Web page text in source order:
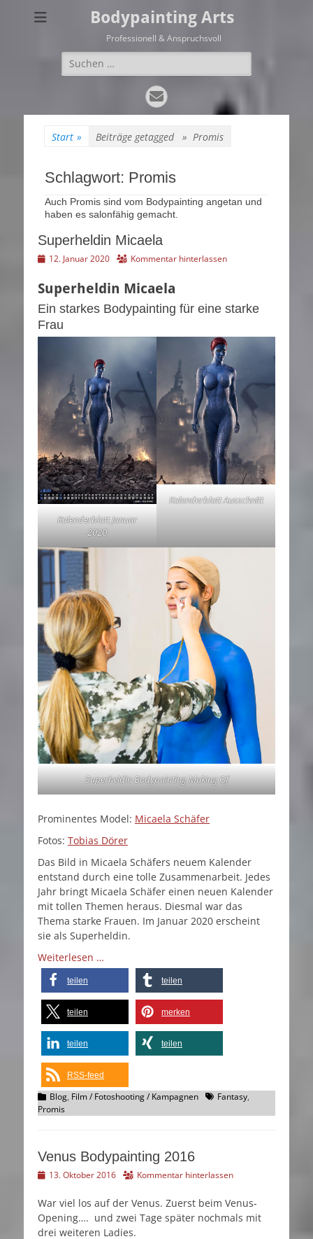
Bodypainting Arts
Professionell & Anspruchsvoll
Suchen
nach:
E-
Mail
Start » Beiträge getagged » Promis
Schlagwort: Promis
Auch Promis sind vom Bodypainting angetan und
haben es salonfähig gemacht.
Superheldin Micaela
Veröffentlicht
12. Januar 2020 Kommentar hinterlassen
Superheldin Micaela
Ein starkes Bodypainting für eine starke
Frau
Kalenderblatt Januar
2020
Kalenderblatt Ausschnitt
Superheldin Bodypainting Making Of
Prominentes Model: Micaela Schäfer
Fotos: Tobias Dörer
Das Bild in Micaela Schäfers neuem Kalender
entstand durch eine tolle Zusammenarbeit. Jedes
Jahr bringt Micaela Schäfer einen neuen Kalender
mit tollen Themen heraus. Diesmal war das
Thema starke Frauen. Im Januar 2020 erscheint
sie als Superheldin.
Weiterlesen …
teilen teilen
teilen merken
teilen teilen
RSS-feed
Kategorien
Blog, Film / Fotoshooting / Kampagnen Schlagworte
Fantasy,
Promis
Venus Bodypainting 2016
Veröffentlicht
13. Oktober 2016 Kommentar hinterlassen
War viel los auf der Venus. Zuerst beim Venus-
Opening…. und zwei Tage später nochmals mit
drei weiteren Ladies.